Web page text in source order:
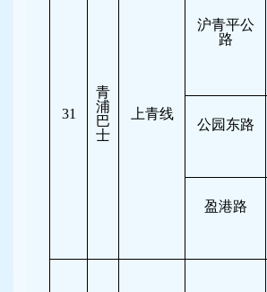
31
青
浦
巴
士
上青线
沪青平公
路
公园东路
盈港路